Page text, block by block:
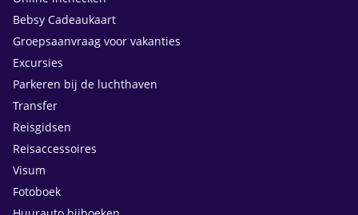
Bebsy Cadeaukaart
Groepsaanvraag voor vakanties
Excursies
Parkeren bij de luchthaven
Transfer
Reisgidsen
Reisaccessoires
Visum
Fotoboek